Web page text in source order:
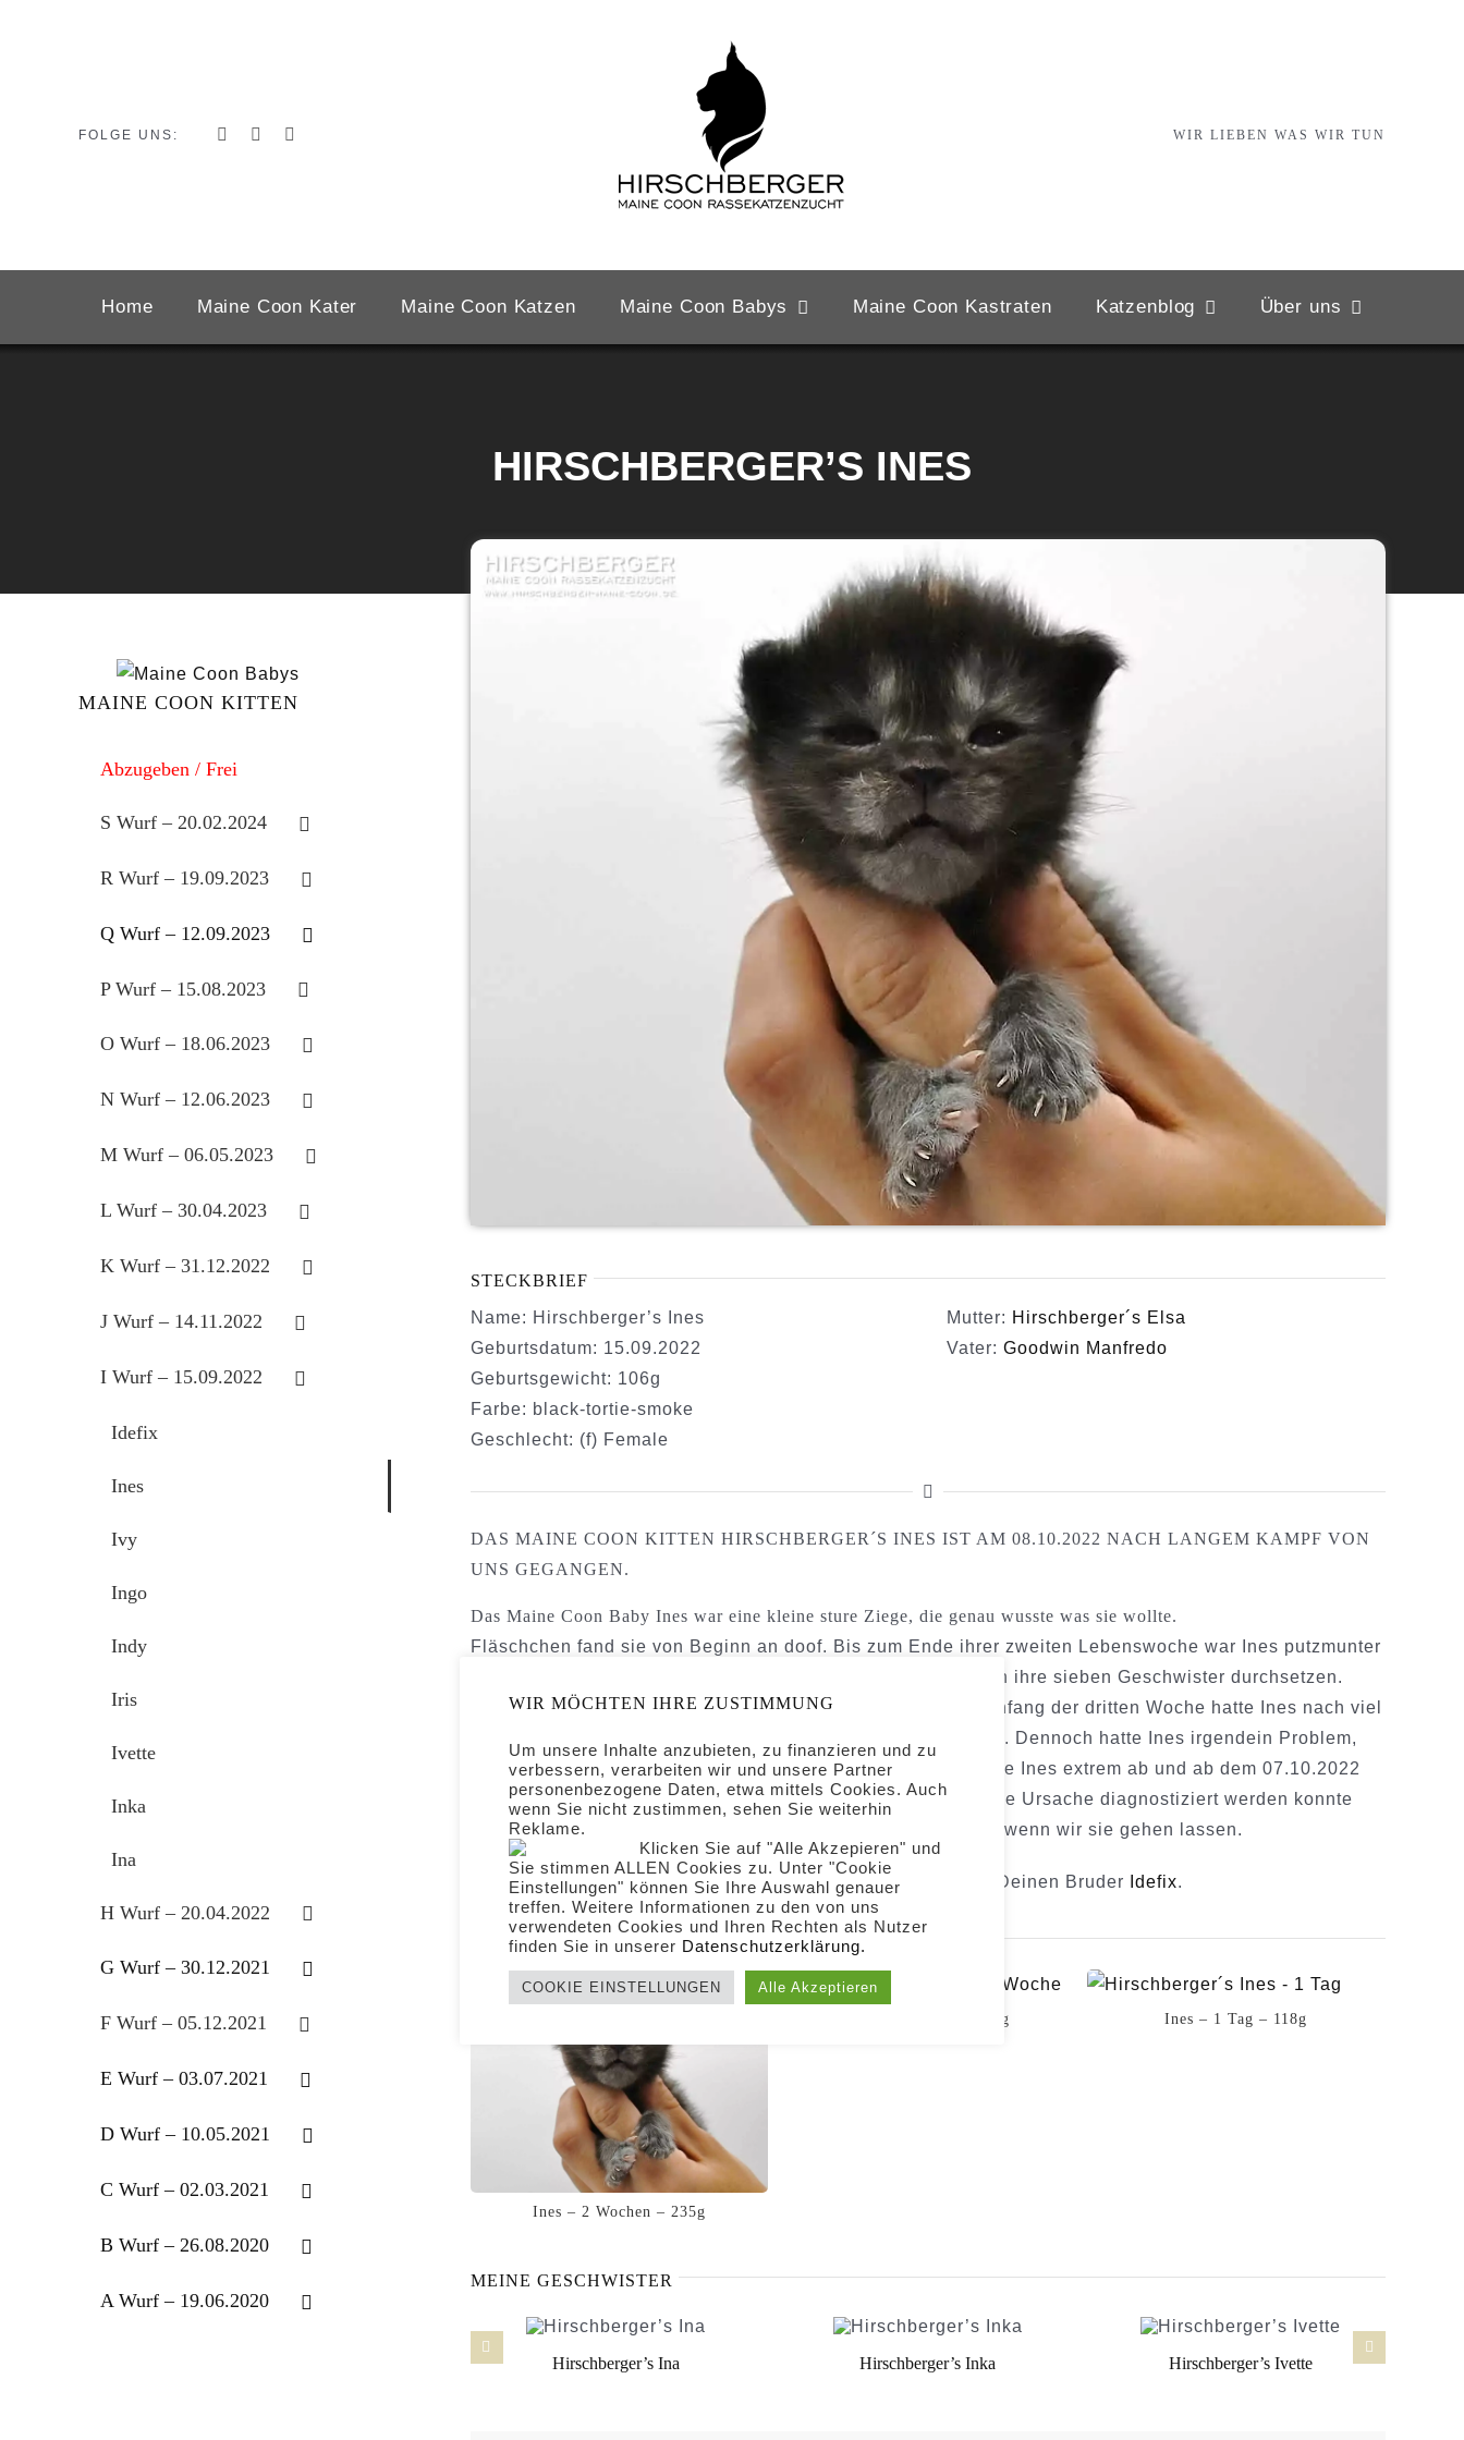
FOLGE UNS: WIR LIEBEN WAS WIR TUN
Home Maine Coon Kater Maine Coon Katzen Maine Coon Babys Maine Coon Kastraten Katzenblog Über uns
HIRSCHBERGER’S INES
STECKBRIEF
Name: Hirschberger’s Ines
Geburtsdatum: 15.09.2022
Geburtsgewicht: 106g
Farbe: black-tortie-smoke
Geschlecht: (f) Female
Mutter: Hirschberger´s Elsa
Vater: Goodwin Manfredo
DAS MAINE COON KITTEN HIRSCHBERGER´S INES IST AM 08.10.2022 NACH LANGEM KAMPF VON
UNS GEGANGEN.
Das Maine Coon Baby Ines war eine kleine sture Ziege, die genau wusste was sie wollte.
Fläschchen fand sie von Beginn an doof. Bis zum Ende ihrer zweiten Lebenswoche war Ines putzmunter
und frech, jedoch konnte sie sich körperlich nicht mehr gegen ihre sieben Geschwister durchsetzen.
Dadurch fand Ines nur schwer eine freie Zitze ihrer Mutter. Anfang der dritten Woche hatte Ines nach viel
Gegenwehr verstanden, dass mein Fläschchen helfen könnte. Dennoch hatte Ines irgendein Problem,
denn ihr Gewicht schwankte extrem. Ab dem 05.10.2022 baute Ines extrem ab und ab dem 07.10.2022
lag sie nur noch in der Wurfbox. Da am 08.10.2022 auch keine Ursache diagnostiziert werden konnte
mussten wir uns eingestehen, dass es das Beste für Ines ist, wenn wir sie gehen lassen.
Meine kleine Motte, komm gut über die Brücke und grüß mir Deinen Bruder Idefix.
GALERIE
Ines – 2 Wochen – 235g
Ines – 1 Woche – 163g Ines – 1 Tag – 118g
MEINE GESCHWISTER
Hirschberger’s Ina Hirschberger’s Inka Hirschberger’s Ivette
MAINE COON KITTEN
Abzugeben / Frei
S Wurf – 20.02.2024
R Wurf – 19.09.2023
Q Wurf – 12.09.2023
P Wurf – 15.08.2023
O Wurf – 18.06.2023
N Wurf – 12.06.2023
M Wurf – 06.05.2023
L Wurf – 30.04.2023
K Wurf – 31.12.2022
J Wurf – 14.11.2022
I Wurf – 15.09.2022
Idefix
Ines
Ivy
Ingo
Indy
Iris
Ivette
Inka
Ina
H Wurf – 20.04.2022
G Wurf – 30.12.2021
F Wurf – 05.12.2021
E Wurf – 03.07.2021
D Wurf – 10.05.2021
C Wurf – 02.03.2021
B Wurf – 26.08.2020
A Wurf – 19.06.2020
WIR MÖCHTEN IHRE ZUSTIMMUNG
Um unsere Inhalte anzubieten, zu finanzieren und zu
verbessern, verarbeiten wir und unsere Partner
personenbezogene Daten, etwa mittels Cookies. Auch
wenn Sie nicht zustimmen, sehen Sie weiterhin
Reklame.
Klicken Sie auf "Alle Akzepieren" und
Sie stimmen ALLEN Cookies zu. Unter "Cookie
Einstellungen" können Sie Ihre Auswahl genauer
treffen. Weitere Informationen zu den von uns
verwendeten Cookies und Ihren Rechten als Nutzer
finden Sie in unserer Daten­schutz­erklärung.
COOKIE EINSTELLUNGEN Alle Akzeptieren